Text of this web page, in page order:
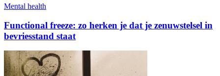
Mental health
Functional freeze: zo herken je dat je zenuwstelsel in
bevriesstand staat